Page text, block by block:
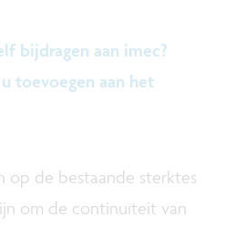
bijdragen aan imec?
toevoegen aan het
op de bestaande sterktes
om de continuïteit van